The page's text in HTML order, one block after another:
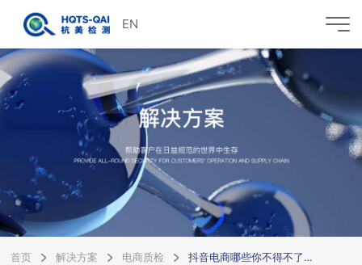
EN
首页 解决方案 电商质检 抖音电商哪些你不得不了解的事情